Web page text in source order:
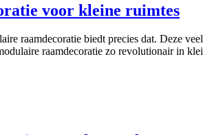
voor kleine ruimtes
raamdecoratie biedt precies dat. Deze
raamdecoratie zo revolutionair in